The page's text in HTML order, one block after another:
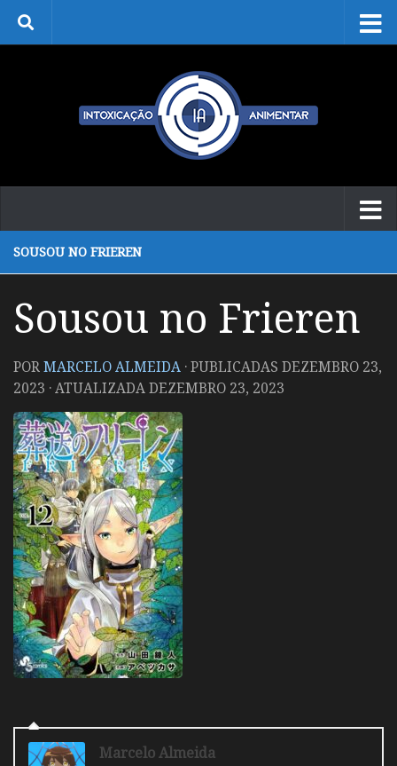
Skip to content
SOUSOU NO FRIEREN
Sousou no Frieren
PORMARCELO ALMEIDA · PUBLICADAS DEZEMBRO 23,
2023 · ATUALIZADADEZEMBRO 23, 2023
Marcelo Almeida